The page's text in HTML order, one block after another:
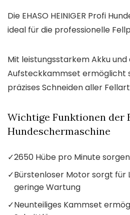
Die EHASO HEINIGER Profi
ideal für die professionelle
Mit leistungsstarkem Akku
Aufsteckkammset ermöglicht
präzises Schneiden aller
Wichtige Funktionen der
Hundeschermaschine
✓2650 Hübe pro Minute
✓Bürstenloser Motor sorgt für
geringe Wartung
✓Neunteiliges Kammset